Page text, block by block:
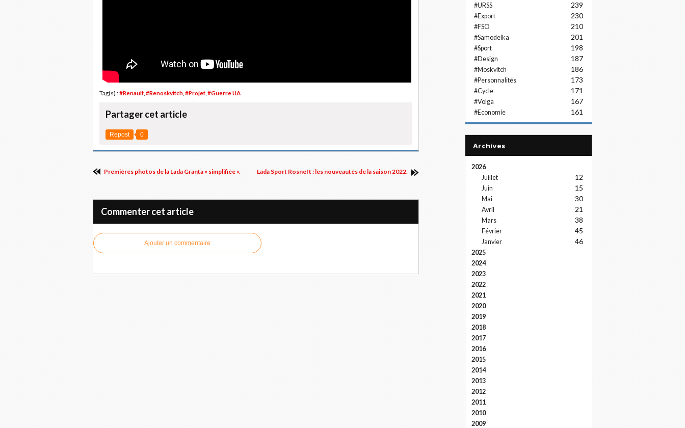
Tag(s) : #Renault #Renoskvitch #Projet #Guerre UA
Partager cet article
Repost 0
Premières photos de la Lada Granta « simplifiée ». Lada Sport Rosneft : les nouveautés de la saison 2022.
Commenter cet article
Ajouter un commentaire
#URSS 239
#Export 230
#FSO 210
#Samodelka 201
#Sport 198
#Design 187
#Moskvitch 186
#Personnalités 173
#Cycle 171
#Volga 167
#Economie 161
Archives
2026
Juillet
12
Juin 15
Mai 30
Avril 21
Mars 38
Février 45
Janvier 46
2025
2024
2023
2022
2021
2020
2019
2018
2017
2016
2015
2014
2013
2012
2011
2010
2009